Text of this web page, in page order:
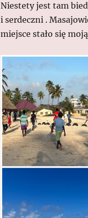
Niestety jest tam
i serdeczni .
miejsce stało się